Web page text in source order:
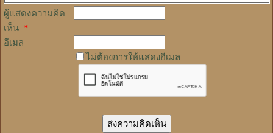
ผู้แสดงความคิด
เห็น *
อีเมล
ไม่ต้องการให้แสดงอีเมล